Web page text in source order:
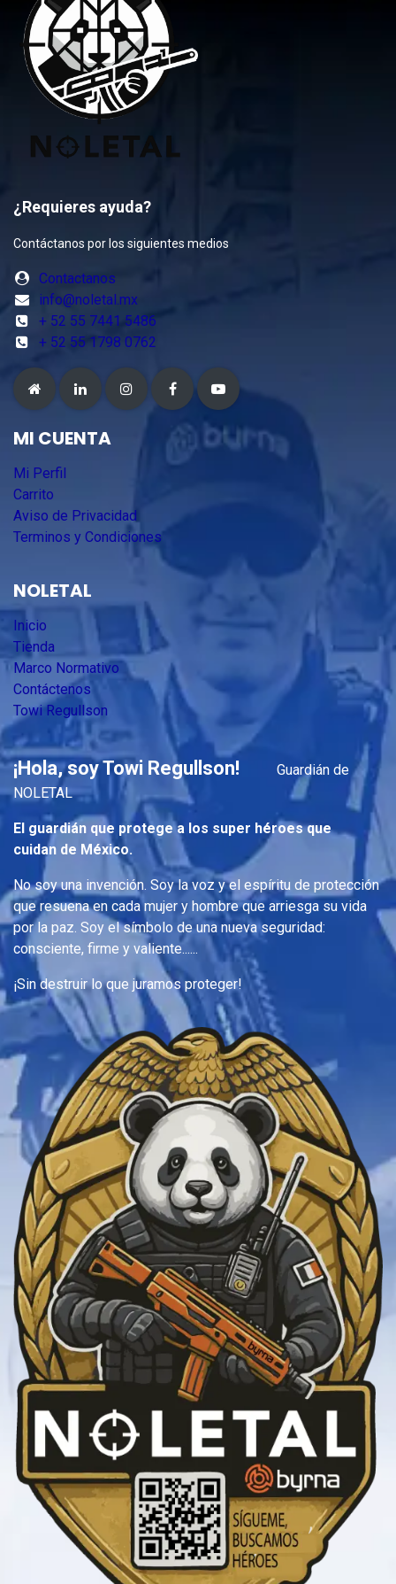
¿Requieres ayuda?
Contáctanos por los siguientes medios
Contactanos
info@noletal.mx
+ 52 55 7441 5486
+ 52 55 1798 0762
MI CUENTA
Mi Perfil
Carrito
Aviso de Privacidad
Terminos y Condiciones
NOLETAL
Inicio
Tienda
Marco Normativo
Contáctenos
Towi Regullson
¡Hola, soy Towi Regullson!
Guardián de
NOLETAL
El guardián que protege a los super héroes que
cuidan de México.
No soy una invención. Soy la voz y el espíritu de protección
que resuena en cada mujer y hombre que arriesga su vida
por la paz. Soy el símbolo de una nueva seguridad:
consciente, firme y valiente......
¡Sin destruir lo que juramos proteger!